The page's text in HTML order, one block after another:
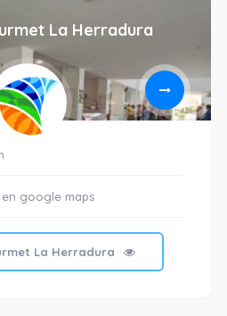
La Herradura
google maps
La Herradura